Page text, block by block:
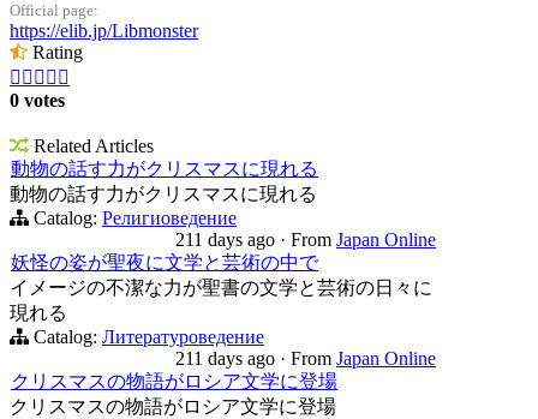
Official page:
https://elib.jp/Libmonster
Rating
    
0 votes
Related Articles
動物の話す力がクリスマスに現れる
動物の話す力がクリスマスに現れる
Catalog: Религиоведение
211 days ago · From Japan Online
妖怪の姿が聖夜に文学と芸術の中で
イメージの不潔な力が聖書の文学と芸術の日々に
現れる
Catalog: Литературоведение
211 days ago · From Japan Online
クリスマスの物語がロシア文学に登場
クリスマスの物語がロシア文学に登場